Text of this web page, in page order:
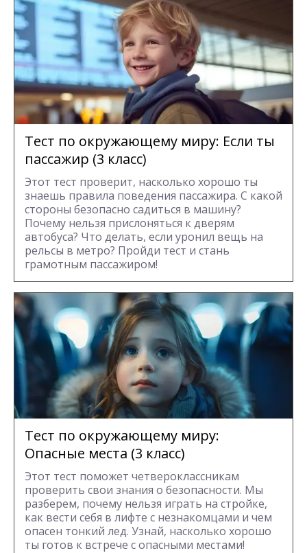
Тест по окружающему миру: Если ты
пассажир (3 класс)
Этот тест проверит, насколько хорошо ты
знаешь правила поведения пассажира. С какой
стороны безопасно садиться в машину?
Почему нельзя прислоняться к дверям
автобуса? Что делать, если уронил вещь на
рельсы в метро? Пройди тест и стань
грамотным пассажиром!
Тест по окружающему миру:
Опасные места (3 класс)
Этот тест поможет четвероклассникам
проверить свои знания о безопасности. Мы
разберем, почему нельзя играть на стройке,
как вести себя в лифте с незнакомцами и чем
опасен тонкий лед. Узнай, насколько хорошо
ты готов к встрече с опасными местами!